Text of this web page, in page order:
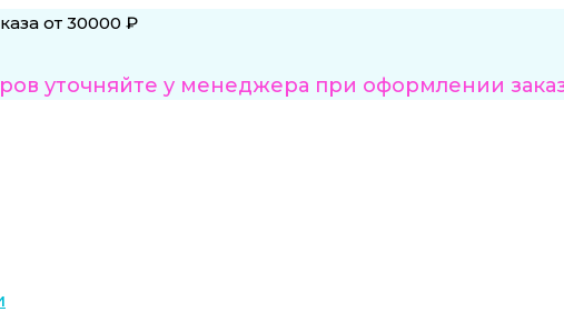
от 30000 ₽
уточняйте у менеджера при оформлении